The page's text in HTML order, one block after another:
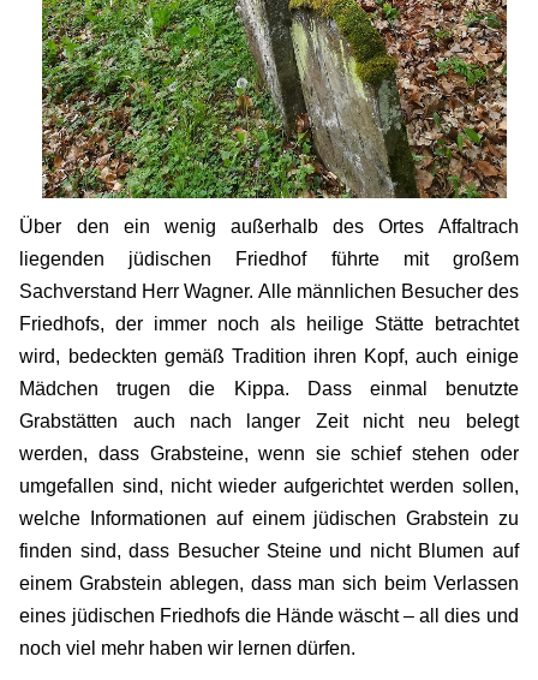
Über den ein wenig außerhalb des Ortes Affaltrach
liegenden jüdischen Friedhof führte mit großem
Sachverstand Herr Wagner. Alle männlichen Besucher des
Friedhofs, der immer noch als heilige Stätte betrachtet
wird, bedeckten gemäß Tradition ihren Kopf, auch einige
Mädchen trugen die Kippa. Dass einmal benutzte
Grabstätten auch nach langer Zeit nicht neu belegt
werden, dass Grabsteine, wenn sie schief stehen oder
umgefallen sind, nicht wieder aufgerichtet werden sollen,
welche Informationen auf einem jüdischen Grabstein zu
finden sind, dass Besucher Steine und nicht Blumen auf
einem Grabstein ablegen, dass man sich beim Verlassen
eines jüdischen Friedhofs die Hände wäscht – all dies und
noch viel mehr haben wir lernen dürfen.